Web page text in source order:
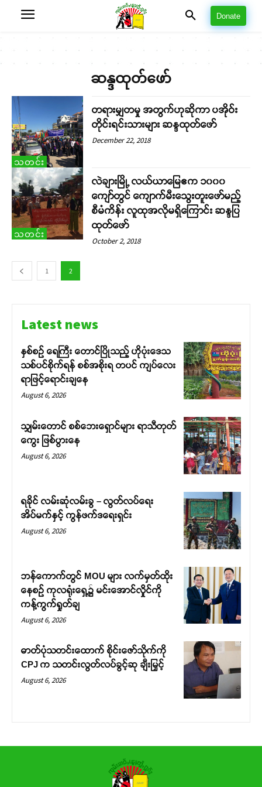
Donate
ဆန္ဒထုတ်ဖော်
သတင်း
တရားမျှတမှု အတွက်ဟုဆိုကာ ပအိုဝ်း
တိုင်းရင်းသားများ ဆန္ဒထုတ်ဖော်
December 22, 2018
သတင်း
လဲချားမြို့ လယ်ယာမြေဧက ၁၀၀၀
ကျော်တွင် ကျောက်မီးသွေးတူးဖော်မည့်
စီမံကိန်း လူထုအလိုမရှိကြောင်း ဆန္ဒပြ
ထုတ်ဖော်
October 2, 2018
1 2
Latest news
နှစ်စဉ် ရေကြီး တောင်ပြိုသည့် ဟိုပုံးဒေသ
သစ်ပင်စိုက်ရန် စစ်အစိုးရ တပင် ကျပ်လေး
ရာဖြင့်ရောင်းချနေ
August 6, 2026
သျှမ်းတောင် စစ်ဘေးရှောင်များ ရာသီတုတ်
ကွေး ဖြစ်ပွားနေ
August 6, 2026
ရခိုင် လမ်းဆုံလမ်းခွ – လွတ်လပ်ရေး
အိပ်မက်နှင့် ကွန်ဖက်ဒရေးရှင်း
August 6, 2026
ဘန်ကောက်တွင် MOU များ လက်မှတ်ထိုး
နေစဉ် ကုလရုံးရှေ့၌ မင်းအောင်လှိုင်ကို
ကန့်ကွက်ရှုတ်ချ
August 6, 2026
ဓာတ်ပုံသတင်းထောက် စိုင်းဇော်သိုက်ကို
CPJ က သတင်းလွတ်လပ်ခွင့်ဆု ချီးမြှင့်
August 6, 2026